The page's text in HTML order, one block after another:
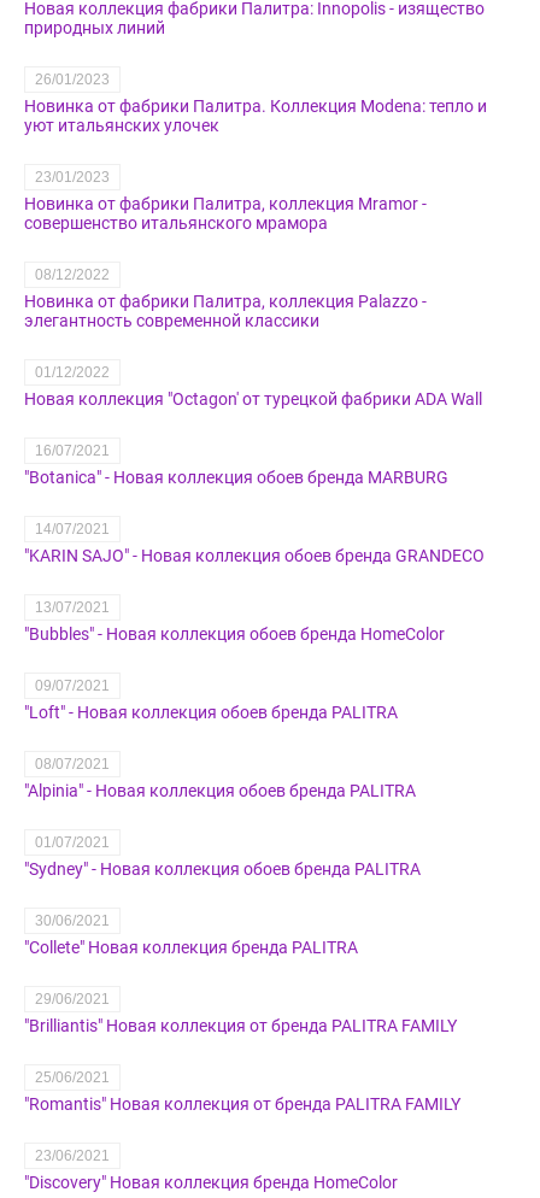
Новая коллекция фабрики Палитра: Innopolis - изящество
природных линий
26/01/2023
Новинка от фабрики Палитра. Коллекция Modena: тепло и
уют итальянских улочек
23/01/2023
Новинка от фабрики Палитра, коллекция Mramor -
совершенство итальянского мрамора
08/12/2022
Новинка от фабрики Палитра, коллекция Palazzo -
элегантность современной классики
01/12/2022
Новая коллекция "Octagon' от турецкой фабрики ADA Wall
16/07/2021
"Botanica" - Новая коллекция обоев бренда MARBURG
14/07/2021
"KARIN SAJO" - Новая коллекция обоев бренда GRANDECO
13/07/2021
"Bubbles" - Новая коллекция обоев бренда HomeColor
09/07/2021
"Loft" - Новая коллекция обоев бренда PALITRA
08/07/2021
"Alpinia" - Новая коллекция обоев бренда PALITRA
01/07/2021
"Sydney" - Новая коллекция обоев бренда PALITRA
30/06/2021
"Collete" Новая коллекция бренда PALITRA
29/06/2021
"Brilliantis" Новая коллекция от бренда PALITRA FAMILY
25/06/2021
"Romantis" Новая коллекция от бренда PALITRA FAMILY
23/06/2021
"Discovery" Новая коллекция бренда HomeColor